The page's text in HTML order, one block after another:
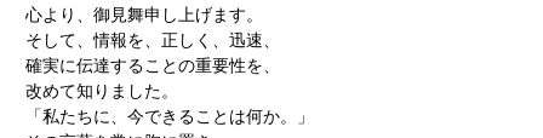
心より、御見舞申し上げます。
そして、情報を、正しく、迅速、
確実に伝達することの重要性を、
改めて知りました。
「私たちに、今できることは何か。」